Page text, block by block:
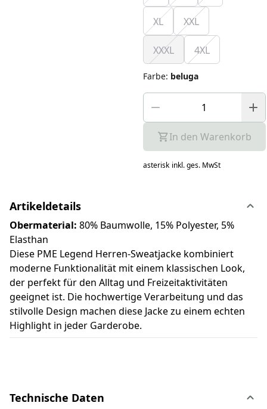
XL XXL
XXXL 4XL
Farbe: beluga
In den Warenkorb
asterisk inkl. ges. MwSt
Artikeldetails
Obermaterial: 80% Baumwolle, 15% Polyester, 5%
Elasthan
Diese PME Legend Herren-Sweatjacke kombiniert
moderne Funktionalität mit einem klassischen Look,
der perfekt für den Alltag und Freizeitaktivitäten
geeignet ist. Die hochwertige Verarbeitung und das
stilvolle Design machen diese Jacke zu einem echten
Highlight in jeder Garderobe.
Technische Daten